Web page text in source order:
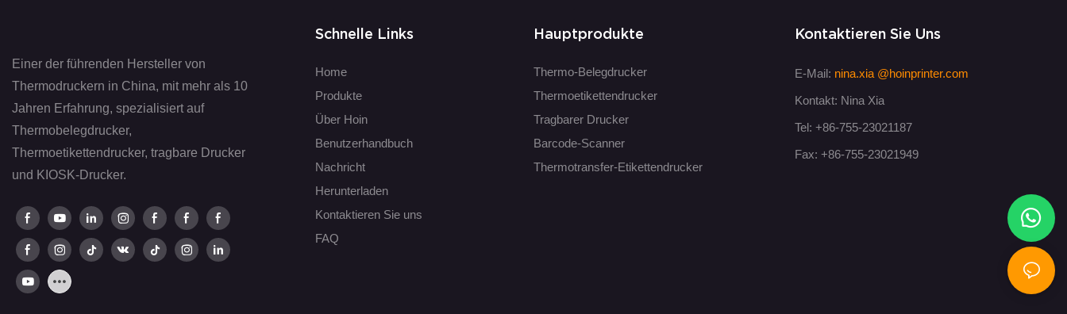
Einer der führenden Hersteller von
Thermodruckern in China, mit mehr als 10
Jahren Erfahrung, spezialisiert auf
Thermobelegdrucker,
Thermoetikettendrucker, tragbare Drucker
und KIOSK-Drucker.
Schnelle Links
Home
Produkte
Über Hoin
Benutzerhandbuch
Nachricht
Herunterladen
Kontaktieren Sie uns
FAQ
Hauptprodukte
Thermo-Belegdrucker
Thermoetikettendrucker
Tragbarer Drucker
Barcode-Scanner
Thermotransfer-Etikettendrucker
Kontaktieren Sie Uns
E-Mail: nina.xia @hoinprinter.com
Kontakt: Nina Xia
Tel: +86-755-23021187
Fax: +86-755-23021949